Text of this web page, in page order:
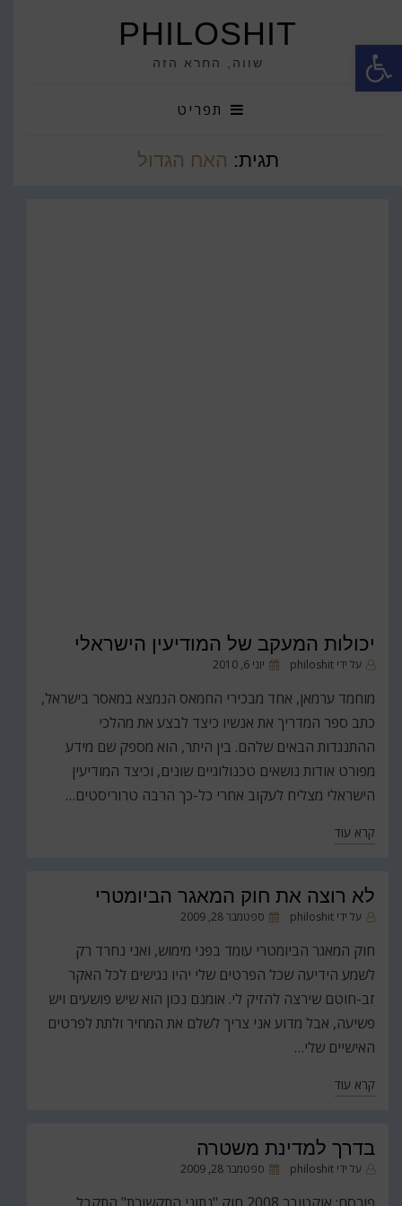
פתח סרגל נגישות PHILOSHIT
שווה, החרא הזה
תפריט
תגית: האח הגדול
יכולות המעקב של המודיעין הישראלי
על ידי philoshit
פורסם
יוני 6, 2010
מוחמד ערמאן, אחד מבכירי החמאס הנמצא במאסר בישראל,
כתב ספר המדריך את אנשיו כיצד לבצע את מהלכי
ההתנגדות הבאים שלהם. בין היתר, הוא מספק שם מידע
מפורט אודות נושאים טכנולוגיים שונים, וכיצד המודיעין
הישראלי מצליח לעקוב אחרי כל-כך הרבה טרוריסטים…
קרא עוד
לא רוצה את חוק המאגר הביומטרי
על ידי philoshit
פורסםספטמבר 28, 2009
חוק המאגר הביומטרי עומד בפני מימוש, ואני נחרד רק
לשמע הידיעה שכל הפרטים שלי יהיו נגישים לכל האקר
זב-חוטם שירצה להזיק לי. אומנם נכון הוא שיש פושעים ויש
פשיעה, אבל מדוע אני צריך לשלם את המחיר ולתת לפרטים
האישיים שלי…
קרא עוד
בדרך למדינת משטרה
על ידי philoshit
פורסםספטמבר 28, 2009